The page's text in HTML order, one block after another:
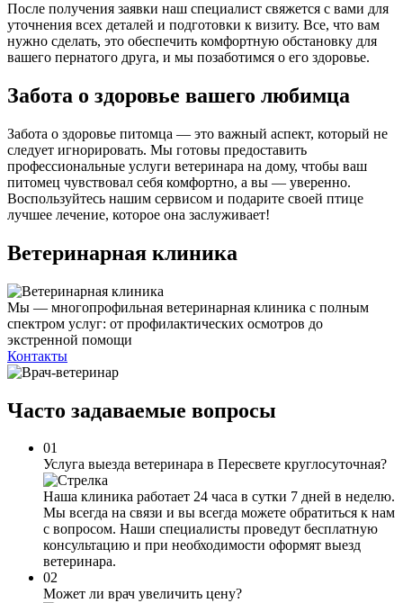
После получения заявки наш специалист свяжется с вами для
уточнения всех деталей и подготовки к визиту. Все, что вам
нужно сделать, это обеспечить комфортную обстановку для
вашего пернатого друга, и мы позаботимся о его здоровье.
Забота о здоровье вашего любимца
Забота о здоровье питомца — это важный аспект, который не
следует игнорировать. Мы готовы предоставить
профессиональные услуги ветеринара на дому, чтобы ваш
питомец чувствовал себя комфортно, а вы — уверенно.
Воспользуйтесь нашим сервисом и подарите своей птице
лучшее лечение, которое она заслуживает!
Ветеринарная клиника
Мы — многопрофильная ветеринарная клиника с полным
спектром услуг: от профилактических осмотров до
экстренной помощи
Контакты
Часто задаваемые вопросы
01
Услуга выезда ветеринара в Пересвете круглосуточная?
Наша клиника работает 24 часа в сутки 7 дней в неделю.
Мы всегда на связи и вы всегда можете обратиться к нам
с вопросом. Наши специалисты проведут бесплатную
консультацию и при необходимости оформят выезд
ветеринара.
02
Может ли врач увеличить цену?